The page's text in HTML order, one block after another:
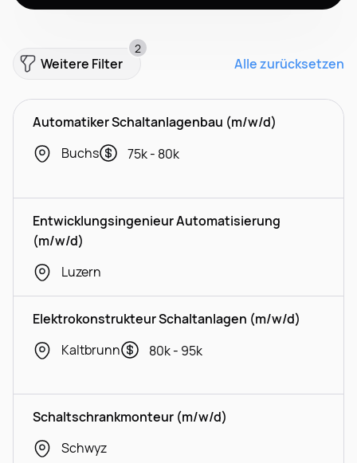
Weitere Filter
2
Alle zurücksetzen
Automatiker Schaltanlagenbau (m/w/d)
Buchs
75k - 80k
Entwicklungsingenieur Automatisierung
(m/w/d)
Luzern
Elektrokonstrukteur Schaltanlagen (m/w/d)
Kaltbrunn
80k - 95k
Schaltschrankmonteur (m/w/d)
Schwyz